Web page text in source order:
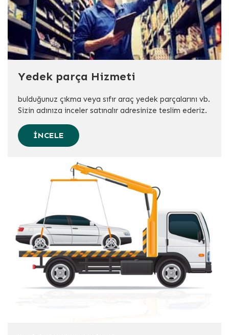
Yedek parça Hizmeti
bulduğunuz çıkma veya sıfır araç yedek parçalarını vb.
Sizin adınıza inceler satınalır adresinize teslim ederiz.
İNCELE